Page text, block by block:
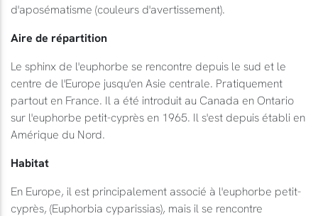
d'aposématisme (couleurs d'avertissement).
Aire de répartition
Le sphinx de l'euphorbe se rencontre depuis le sud et le
centre de l'Europe jusqu'en Asie centrale. Pratiquement
partout en France. Il a été introduit au Canada en Ontario
sur l'euphorbe petit-cyprès en 1965. Il s'est depuis établi en
Amérique du Nord.
Habitat
En Europe, il est principalement associé à l'euphorbe petit-
cyprès, (Euphorbia cyparissias), mais il se rencontre